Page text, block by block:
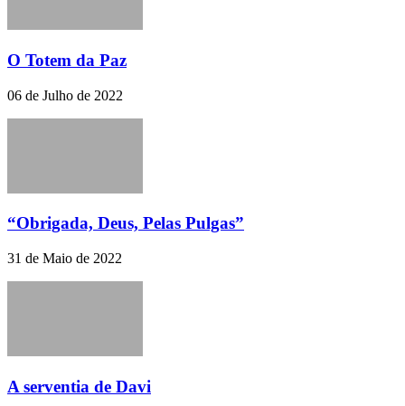
O Totem da Paz
06 de Julho de 2022
“Obrigada, Deus, Pelas Pulgas”
31 de Maio de 2022
A serventia de Davi